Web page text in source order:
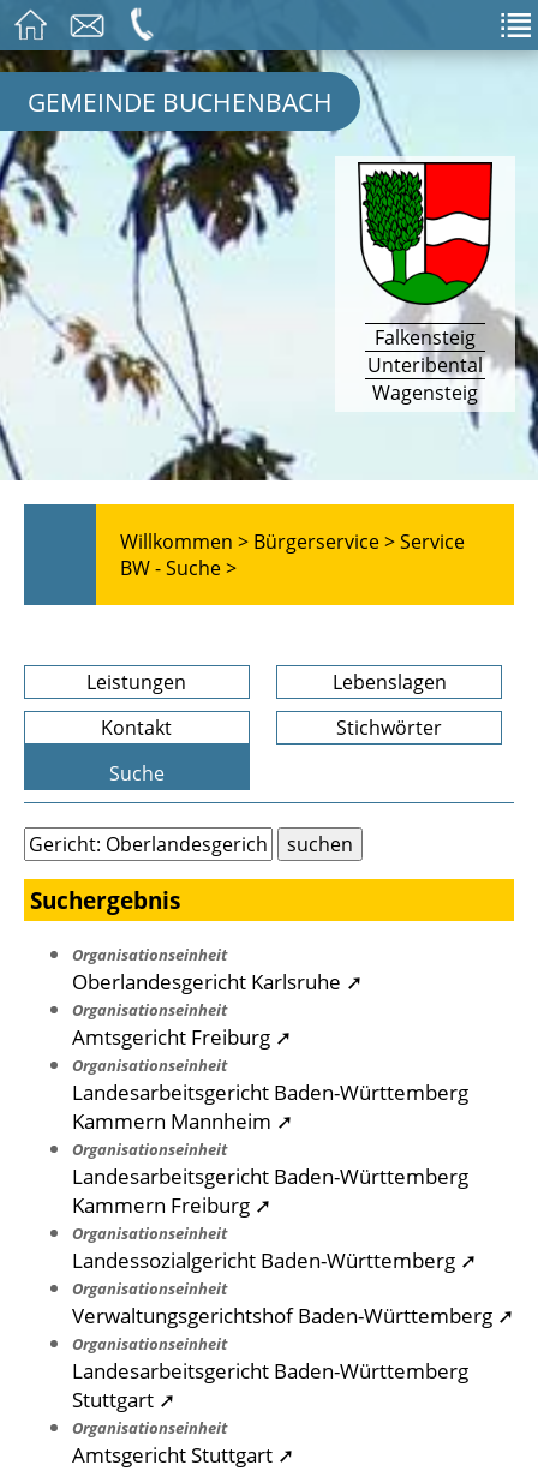
GEMEINDE BUCHENBACH
Falkensteig
Unteribental
Wagensteig
Willkommen > Bürgerservice >Service
BW - Suche >
Leistungen
Lebenslagen
Kontakt
Stichwörter
Suche
Suchergebnis
Organisationseinheit
Oberlandesgericht Karlsruhe ➚
Organisationseinheit
Amtsgericht Freiburg ➚
Organisationseinheit
Landesarbeitsgericht Baden-Württemberg
Kammern Mannheim ➚
Organisationseinheit
Landesarbeitsgericht Baden-Württemberg
Kammern Freiburg ➚
Organisationseinheit
Landessozialgericht Baden-Württemberg ➚
Organisationseinheit
Verwaltungsgerichtshof Baden-Württemberg ➚
Organisationseinheit
Landesarbeitsgericht Baden-Württemberg
Stuttgart ➚
Organisationseinheit
Amtsgericht Stuttgart ➚